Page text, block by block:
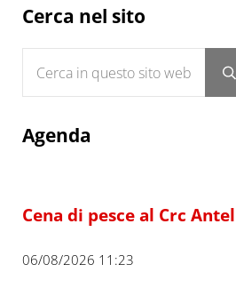
Sidebar
Cerca nel sito
Agenda
Cena di pesce al Crc
06/08/2026 11:23